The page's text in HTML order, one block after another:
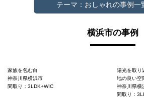
テーマ：おしゃれの事例一
横浜市の事例
家族を包む白
神奈川県横浜市
間取り：3LDK+WIC
陽光を取り
地の良い空
神奈川県横
間取り：